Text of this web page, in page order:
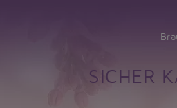
SICHER